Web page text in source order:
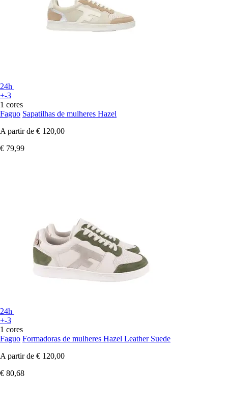
24h
+-3
1 cores
Faguo Sapatilhas de mulheres Hazel
A partir de € 120,00
€ 79,99
24h
+-3
1 cores
Faguo Formadoras de mulheres Hazel Leather Suede
A partir de € 120,00
€ 80,68